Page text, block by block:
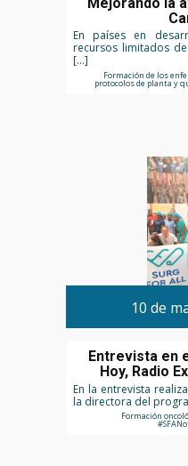
En países en
recursos limitados
[…]
Formación de los
protocolos de planta y
10 de
Entrevista en
Hoy, Radio
En la entrevista
la directora del
Formación